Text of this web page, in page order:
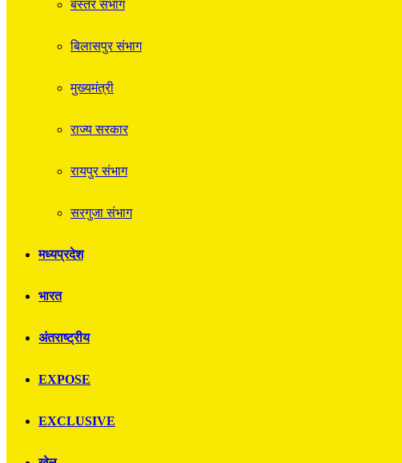
बस्तर संभाग
बिलासपुर संभाग
मुख्यमंत्री
राज्य सरकार
रायपुर संभाग
सरगुजा संभाग
मध्यप्रदेश
भारत
अंतराष्ट्रीय
EXPOSE
EXCLUSIVE